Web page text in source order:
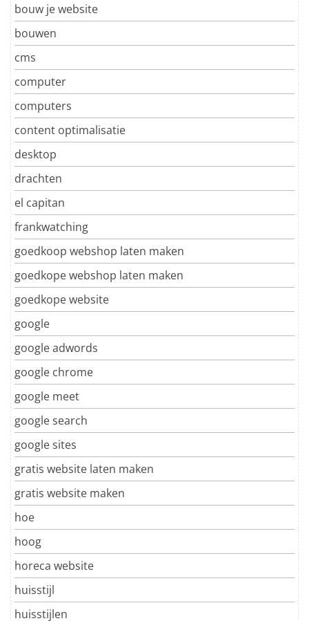
bouw je website
bouwen
cms
computer
computers
content optimalisatie
desktop
drachten
el capitan
frankwatching
goedkoop webshop laten maken
goedkope webshop laten maken
goedkope website
google
google adwords
google chrome
google meet
google search
google sites
gratis website laten maken
gratis website maken
hoe
hoog
horeca website
huisstijl
huisstijlen